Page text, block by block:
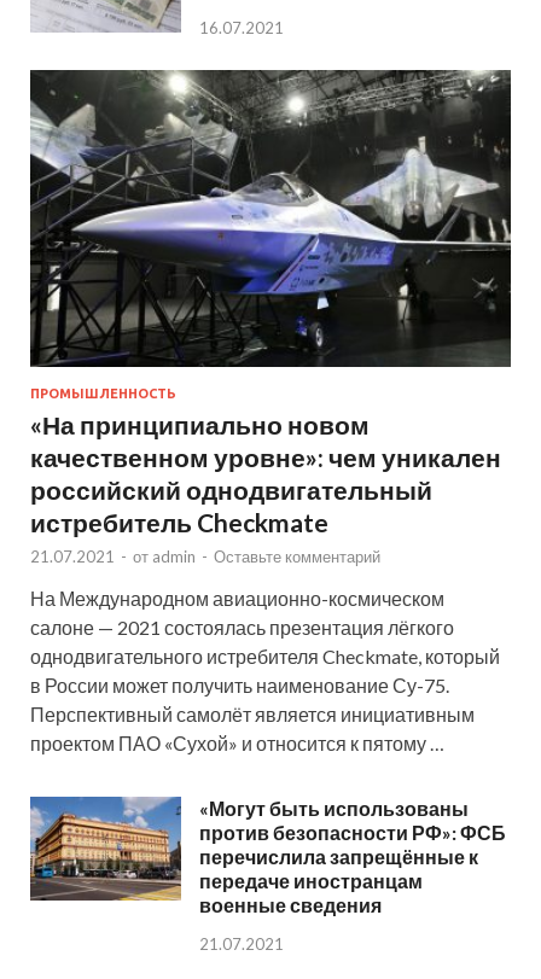
16.07.2021
ПРОМЫШЛЕННОСТЬ
«На принципиально новом
качественном уровне»: чем уникален
российский однодвигательный
истребитель Checkmate
21.07.2021 - от admin - Оставьте комментарий
На Международном авиационно-космическом
салоне — 2021 состоялась презентация лёгкого
однодвигательного истребителя Checkmate, который
в России может получить наименование Су-75.
Перспективный самолёт является инициативным
проектом ПАО «Сухой» и относится к пятому …
«Могут быть использованы
против безопасности РФ»: ФСБ
перечислила запрещённые к
передаче иностранцам
военные сведения
21.07.2021